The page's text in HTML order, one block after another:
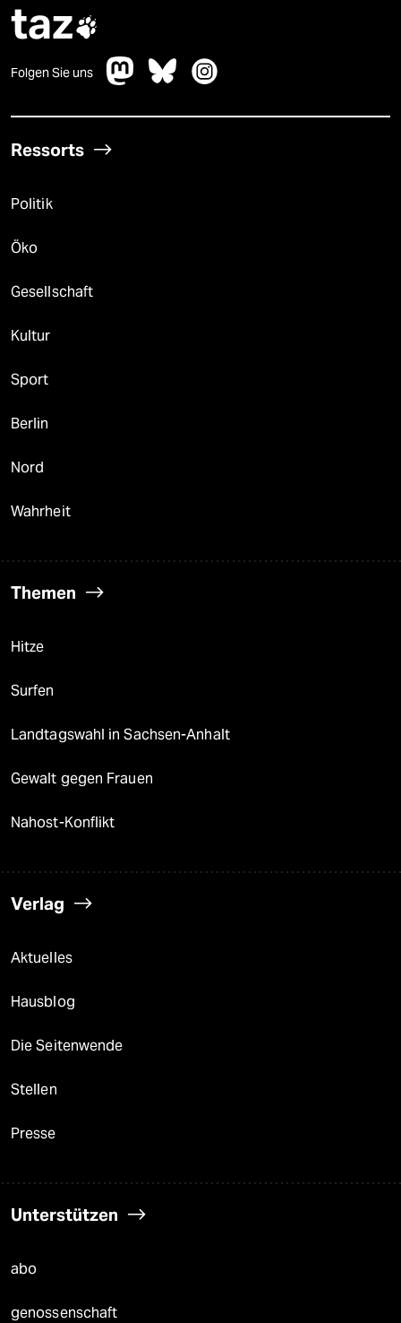
taz
Folgen Sie uns
Ressorts
Politik
Öko
Gesellschaft
Kultur
Sport
Berlin
Nord
Wahrheit
Themen
Hitze
Surfen
Landtagswahl in Sachsen-Anhalt
Gewalt gegen Frauen
Nahost-Konflikt
Verlag
Aktuelles
Hausblog
Die Seitenwende
Stellen
Presse
Unterstützen
abo
genossenschaft